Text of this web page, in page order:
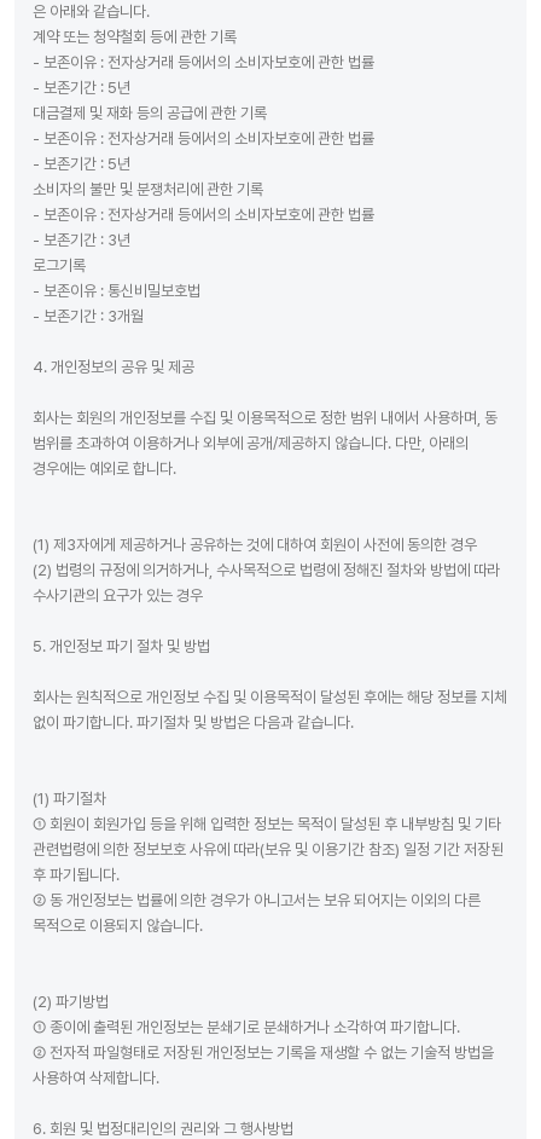
은 아래와 같습니다.
계약 또는 청약철회 등에 관한 기록
- 보존이유 : 전자상거래 등에서의 소비자보호에 관한 법률
- 보존기간 : 5년
대금결제 및 재화 등의 공급에 관한 기록
- 보존이유 : 전자상거래 등에서의 소비자보호에 관한 법률
- 보존기간 : 5년
소비자의 불만 및 분쟁처리에 관한 기록
- 보존이유 : 전자상거래 등에서의 소비자보호에 관한 법률
- 보존기간 : 3년
로그기록
- 보존이유 : 통신비밀보호법
- 보존기간 : 3개월
4. 개인정보의 공유 및 제공
회사는 회원의 개인정보를 수집 및 이용목적으로 정한 범위 내에서 사용하며, 동
범위를 초과하여 이용하거나 외부에 공개/제공하지 않습니다. 다만, 아래의
경우에는 예외로 합니다.
(1) 제3자에게 제공하거나 공유하는 것에 대하여 회원이 사전에 동의한 경우
(2) 법령의 규정에 의거하거나, 수사목적으로 법령에 정해진 절차와 방법에 따라
수사기관의 요구가 있는 경우
5. 개인정보 파기 절차 및 방법
회사는 원칙적으로 개인정보 수집 및 이용목적이 달성된 후에는 해당 정보를 지체
없이 파기합니다. 파기절차 및 방법은 다음과 같습니다.
(1) 파기절차
① 회원이 회원가입 등을 위해 입력한 정보는 목적이 달성된 후 내부방침 및 기타
관련법령에 의한 정보보호 사유에 따라(보유 및 이용기간 참조) 일정 기간 저장된
후 파기됩니다.
② 동 개인정보는 법률에 의한 경우가 아니고서는 보유 되어지는 이외의 다른
목적으로 이용되지 않습니다.
(2) 파기방법
① 종이에 출력된 개인정보는 분쇄기로 분쇄하거나 소각하여 파기합니다.
② 전자적 파일형태로 저장된 개인정보는 기록을 재생할 수 없는 기술적 방법을
사용하여 삭제합니다.
6. 회원 및 법정대리인의 권리와 그 행사방법